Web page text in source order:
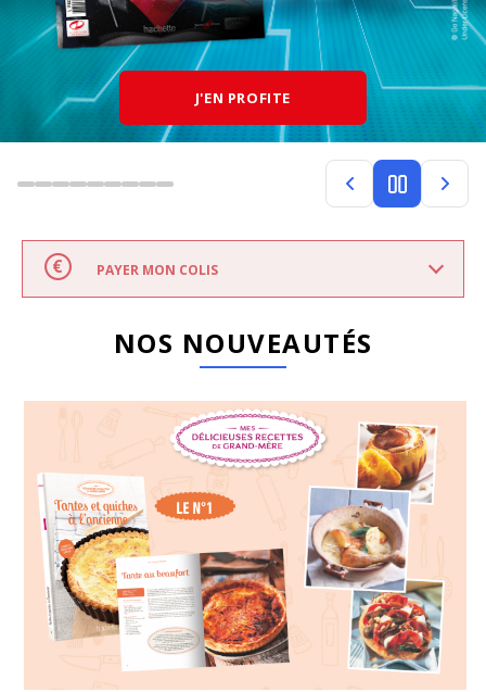
J'EN PROFITE
PAYER MON COLIS
NOS NOUVEAUTÉS